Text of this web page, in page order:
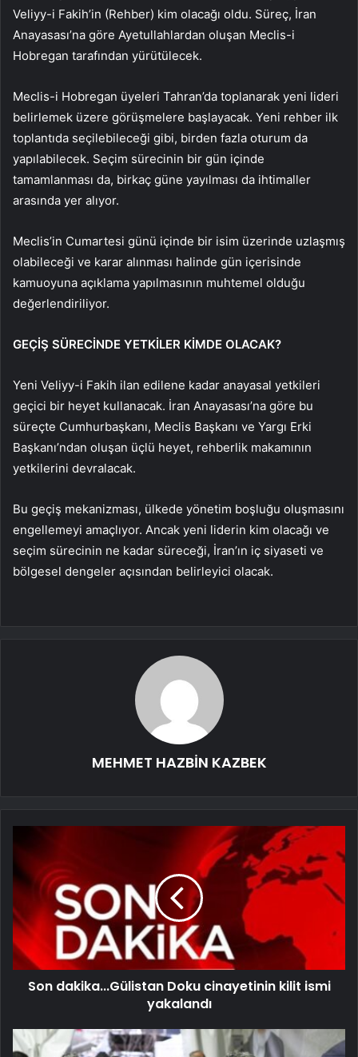
Veliyy-i Fakih’in (Rehber) kim olacağı oldu. Süreç, İran
Anayasası’na göre Ayetullahlardan oluşan Meclis-i
Hobregan tarafından yürütülecek.
Meclis-i Hobregan üyeleri Tahran’da toplanarak yeni lideri
belirlemek üzere görüşmelere başlayacak. Yeni rehber ilk
toplantıda seçilebileceği gibi, birden fazla oturum da
yapılabilecek. Seçim sürecinin bir gün içinde
tamamlanması da, birkaç güne yayılması da ihtimaller
arasında yer alıyor.
Meclis’in Cumartesi günü içinde bir isim üzerinde uzlaşmış
olabileceği ve karar alınması halinde gün içerisinde
kamuoyuna açıklama yapılmasının muhtemel olduğu
değerlendiriliyor.
GEÇİŞ SÜRECİNDE YETKİLER KİMDE OLACAK?
Yeni Veliyy-i Fakih ilan edilene kadar anayasal yetkileri
geçici bir heyet kullanacak. İran Anayasası’na göre bu
süreçte Cumhurbaşkanı, Meclis Başkanı ve Yargı Erki
Başkanı’ndan oluşan üçlü heyet, rehberlik makamının
yetkilerini devralacak.
Bu geçiş mekanizması, ülkede yönetim boşluğu oluşmasını
engellemeyi amaçlıyor. Ancak yeni liderin kim olacağı ve
seçim sürecinin ne kadar süreceği, İran’ın iç siyaseti ve
bölgesel dengeler açısından belirleyici olacak.
MEHMET HAZBİN KAZBEK
Son dakika...Gülistan Doku cinayetinin kilit ismi
yakalandı